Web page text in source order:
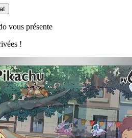
vous présente
!